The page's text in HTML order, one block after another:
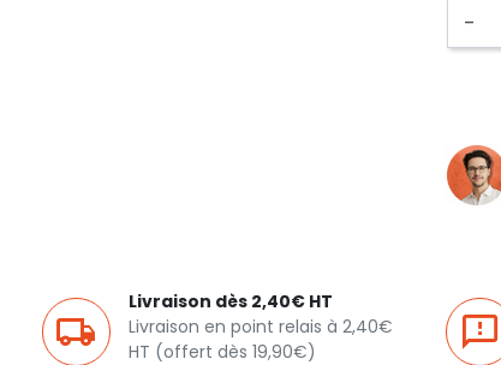
-
Livraison dès 2,40€ HT
Livraison en point relais à 2,40€
HT (offert dès 19,90€)